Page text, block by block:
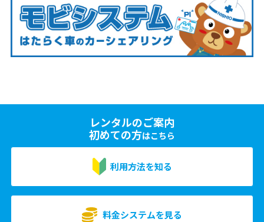
レンタルのご案内
初めての方はこちら
利用方法を知る
料金システムを見る